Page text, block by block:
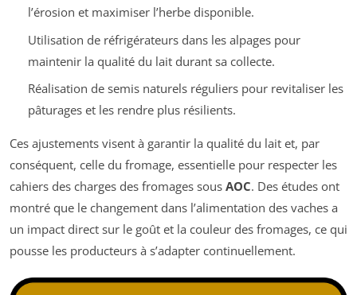
l’érosion et maximiser l’herbe disponible.
Utilisation de réfrigérateurs dans les alpages pour
maintenir la qualité du lait durant sa collecte.
Réalisation de semis naturels réguliers pour revitaliser les
pâturages et les rendre plus résilients.
Ces ajustements visent à garantir la qualité du lait et, par
conséquent, celle du fromage, essentielle pour respecter les
cahiers des charges des fromages sous AOC. Des études ont
montré que le changement dans l’alimentation des vaches a
un impact direct sur le goût et la couleur des fromages, ce qui
pousse les producteurs à s’adapter continuellement.